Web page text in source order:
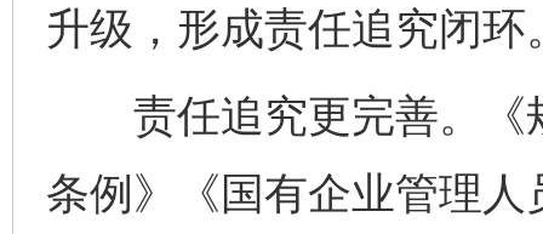
升级，形成责任追究闭环
责任追究更完善。《
条例》《国有企业管理